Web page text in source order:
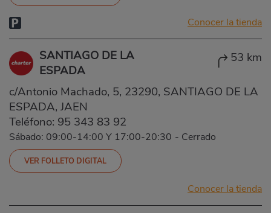
Conocer la tienda
SANTIAGO DE LA
ESPADA
53 km
c/Antonio Machado, 5, 23290, SANTIAGO DE LA
ESPADA, JAEN
Teléfono: 95 343 83 92
Sábado: 09:00-14:00 Y 17:00-20:30 - Cerrado
VER FOLLETO DIGITAL
Conocer la tienda